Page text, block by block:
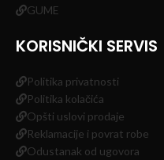
GUME
KORISNIČKI SERVIS
Politika privatnosti
Politika kolačića
Opšti uslovi prodaje
Reklamacije i povrat robe
Odustanak od ugovora